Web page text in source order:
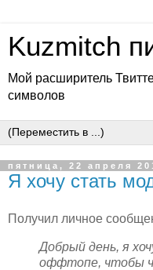
Kuzmitch
Мой расширитель
символов
пятница, 22 апреля
Я хочу стать
Получил личное
Добрый день, я
оффтопе, чтобы